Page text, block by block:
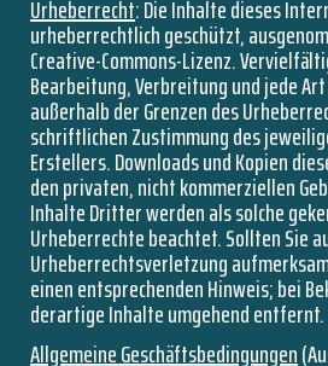
Urheberrecht: Die Inhalte dieses
urheberrechtlich geschützt,
Creative-Commons-Lizenz.
Bearbeitung, Verbreitung und jede
außerhalb der Grenzen des
schriftlichen Zustimmung des
Erstellers. Downloads und Kopien
den privaten, nicht kommerziellen
Inhalte Dritter werden als solche
Urheberrechte beachtet. Sollten Sie
Urheberrechtsverletzung
einen entsprechenden Hinweis; bei
derartige Inhalte umgehend entfernt.
Allgemeine Geschäftsbedingungen